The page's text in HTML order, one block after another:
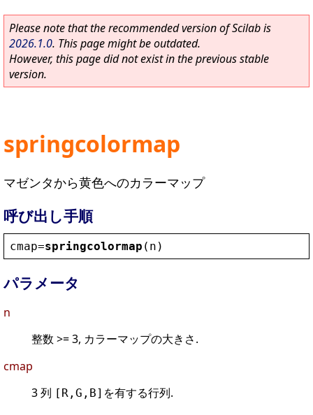
Please note that the recommended version of Scilab is
2026.1.0. This page might be outdated.
However, this page did not exist in the previous stable
version.
springcolormap
マゼンタから黄色へのカラーマップ
呼び出し手順
cmap=springcolormap ( n )
パラメータ
n
整数 >= 3, カラーマップの大きさ.
cmap
3 列 [R,G,B] を有する行列.